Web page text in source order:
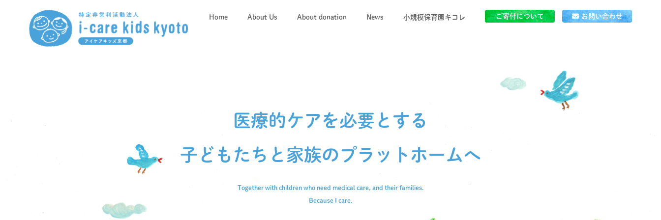
Home About Us About donation News 小規模保育園キコレ ご寄付について お問い合わせ
医療的ケアを必要とする
子どもたちと 家族のプラットホームへ
Together with children who need medical care, and their families.
Because I care.